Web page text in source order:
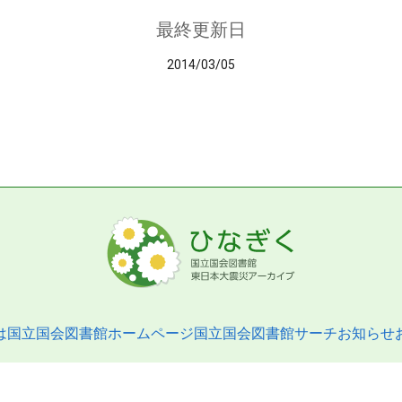
最終更新日
2014/03/05
国立国会図書館ホームページ国立国会図書館サーチお知らせ